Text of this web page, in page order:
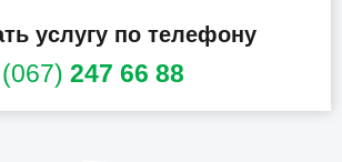
услугу по телефону
(067) 247 66 88